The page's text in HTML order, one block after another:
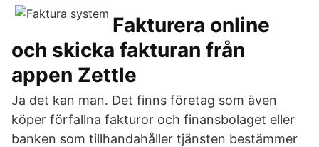
Fakturera online
och skicka fakturan från
appen Zettle
Ja det kan man. Det finns företag som även
köper förfallna fakturor och finansbolaget eller
banken som tillhandahåller tjänsten bestämmer